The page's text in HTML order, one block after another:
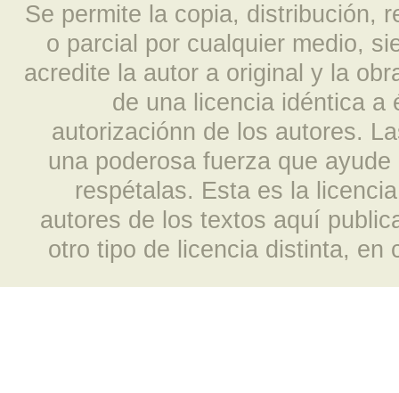
Se permite la copia, distribución,
o parcial por cualquier medio,
acredite la autor a original y la
de una licencia idéntica a
autorizaciónn de los autores.
una poderosa fuerza que
respétalas. Esta es la
autores de los textos aquí
otro tipo de licencia distinta, en